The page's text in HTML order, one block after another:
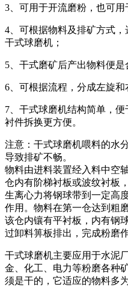
3、可用于开流磨粉，也可用
4、可根据物料及排矿方式
干式球磨机；
5、干式磨矿后产出物料便是
6、可根据流程，分成左旋和
7、干式球磨机结构简单，
衬件拆换更方便。
注意：干式球磨机喂料的水
导致排矿不畅。
物料由进料装置经入料中空
仓内有阶梯衬板或波纹衬板
生离心力将钢球带到一定高
作用。物料在第一仓达到粗
该仓内镶有平衬板，内有钢
过卸料箅板排出，完成粉磨作
干式球磨机主要应用于水泥
金、化工、电力等粉磨各种
须是干的，它适应的物料多